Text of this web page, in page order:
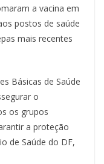
a vacina em
postos de saúde
mais recentes
Básicas de Saúde
o
os grupos
a proteção
de Saúde do DF,